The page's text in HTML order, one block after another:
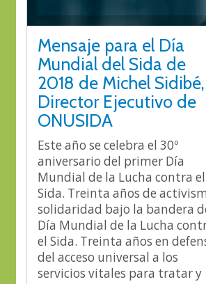
Mensaje para el Día
Mundial del Sida de
2018 de Michel Sidibé,
Director Ejecutivo de
ONUSIDA
Este año se celebra el 30º
aniversario del primer Día
Mundial de la Lucha contra el
Sida. Treinta años de
solidaridad bajo la bandera
Día Mundial de la Lucha
el Sida. Treinta años en
del acceso universal a los
servicios vitales para tratar y